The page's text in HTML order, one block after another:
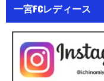
一宮FCレディース